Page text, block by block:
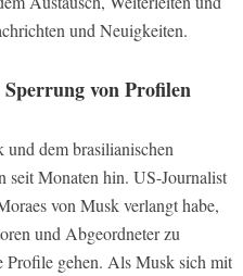
und Neuigkeiten.
von Profilen
dem brasilianischen
seit Monaten hin. US-Journalist
von Musk verlangt habe,
und Abgeordneter zu
Profile gehen. Als Musk sich mit